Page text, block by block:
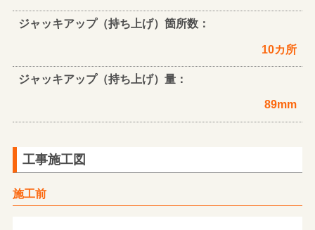
ジャッキアップ（持ち上げ）箇所数：
10カ所
ジャッキアップ（持ち上げ）量：
89mm
工事施工図
施工前